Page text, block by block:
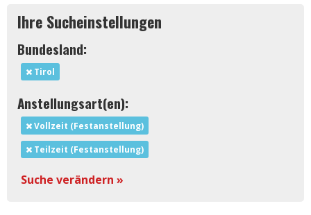
Ihre Sucheinstellungen
Bundesland:
Tirol
Anstellungsart(en):
Vollzeit (Festanstellung)
Teilzeit (Festanstellung)
Suche verändern »